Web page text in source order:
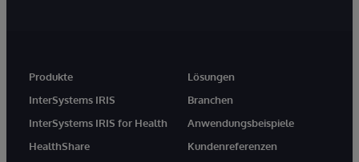
Produkte
InterSystems IRIS
InterSystems IRIS for Health
HealthShare
Lösungen
Branchen
Anwendungsbeispiele
Kundenreferenzen